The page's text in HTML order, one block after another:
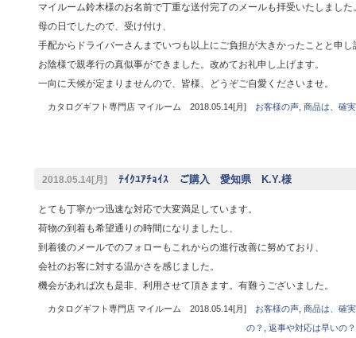
マイルーム鈴木様のお名前で丁重な送付完了のメールも拝受いたしました
母の日でしたので、受け付け、
手配からドライバーさんまでいつも以上にご負担が大きかったことと申
お陰様で親孝行の真似事ができました。改めてお礼申し上げます。
一向に天候が定まりませんので、皆様、どうぞご自愛くださいませ。
カタログギフト専門店 マイルーム 2018.05.14[月] お客様の声, 商品は、確
2018.05.14[月] ﾃｲｸﾕｱﾁｮｲｽ ご購入 愛知県 K.Y.様
とても丁寧かつ迅速な対応で大変満足しています。
荷物の到着も希望通りの時間になりましたし、
到着後のメールでのフォローもこれからの進行改善に努めており、
会社のお客に対する温かさを感じました。
機会があれば次も是非、利用させて頂きます。有難うございました。
カタログギフト専門店 マイルーム 2018.05.14[月] お客様の声, 商品は、確
の？ , 返事や対応は早いの？